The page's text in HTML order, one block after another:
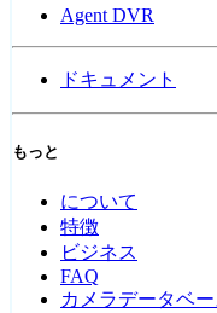
Agent DVR
ドキュメント
もっと
について
特徴
ビジネス
FAQ
カメラデータベー